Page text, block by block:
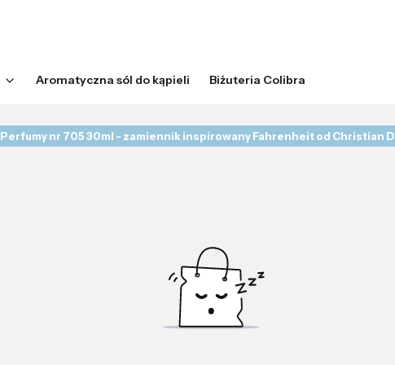
Aromatyczna sól do kąpieli Biżuteria Colibra
Perfumy nr 705 30ml - zamiennik inspirowany Fahrenheit od Christian